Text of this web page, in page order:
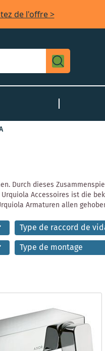
de l'offre >
Durch dieses
Accessoires ist die
Armaturen allen
Type de raccord de
Type de montage